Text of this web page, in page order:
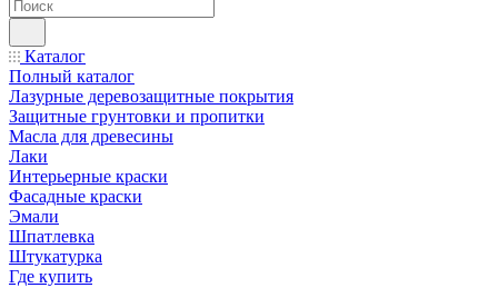
Каталог
Полный каталог
Лазурные деревозащитные покрытия
Защитные грунтовки и пропитки
Масла для древесины
Лаки
Интерьерные краски
Фасадные краски
Эмали
Шпатлевка
Штукатурка
Где купить